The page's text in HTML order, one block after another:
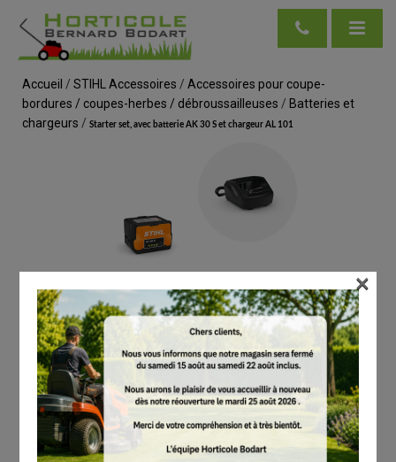
Accueil / STIHL Accessoires / Accessoires pour coupe-
bordures / coupes-herbes / débroussailleuses / Batteries et
chargeurs / Starter set, avec batterie AK 30 S et chargeur AL 101
voir en taille réelle
STIHL
Starter set, avec batterie AK 30 S et chargeur
AL 101
# 45200075902
Batteries et chargeurs
189.00
×